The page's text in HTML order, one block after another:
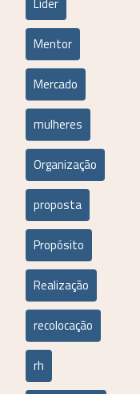
Mentor
Mercado
mulheres
Organização
proposta
Propósito
Realização
recolocação
rh